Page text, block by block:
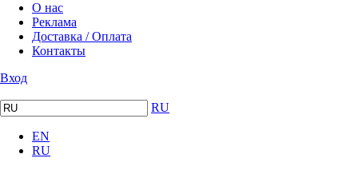
О нас
Реклама
Доставка / Оплата
Контакты
Вход
RU
EN
RU